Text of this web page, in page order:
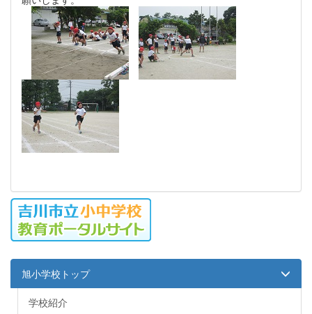
旭小学校トップ
学校紹介